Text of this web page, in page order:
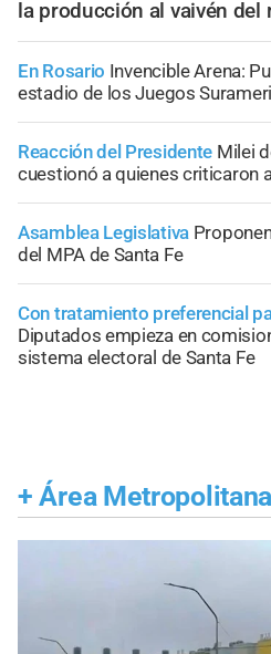
la producción al vaivén del
En Rosario Invencible Arena:
estadio de los Juegos
Reacción del Presidente Milei
cuestionó a quienes criticaron
Asamblea Legislativa
del MPA de Santa Fe
Con tratamiento preferencial
Diputados empieza en
sistema electoral de Santa Fe
+ Área Metropolitana